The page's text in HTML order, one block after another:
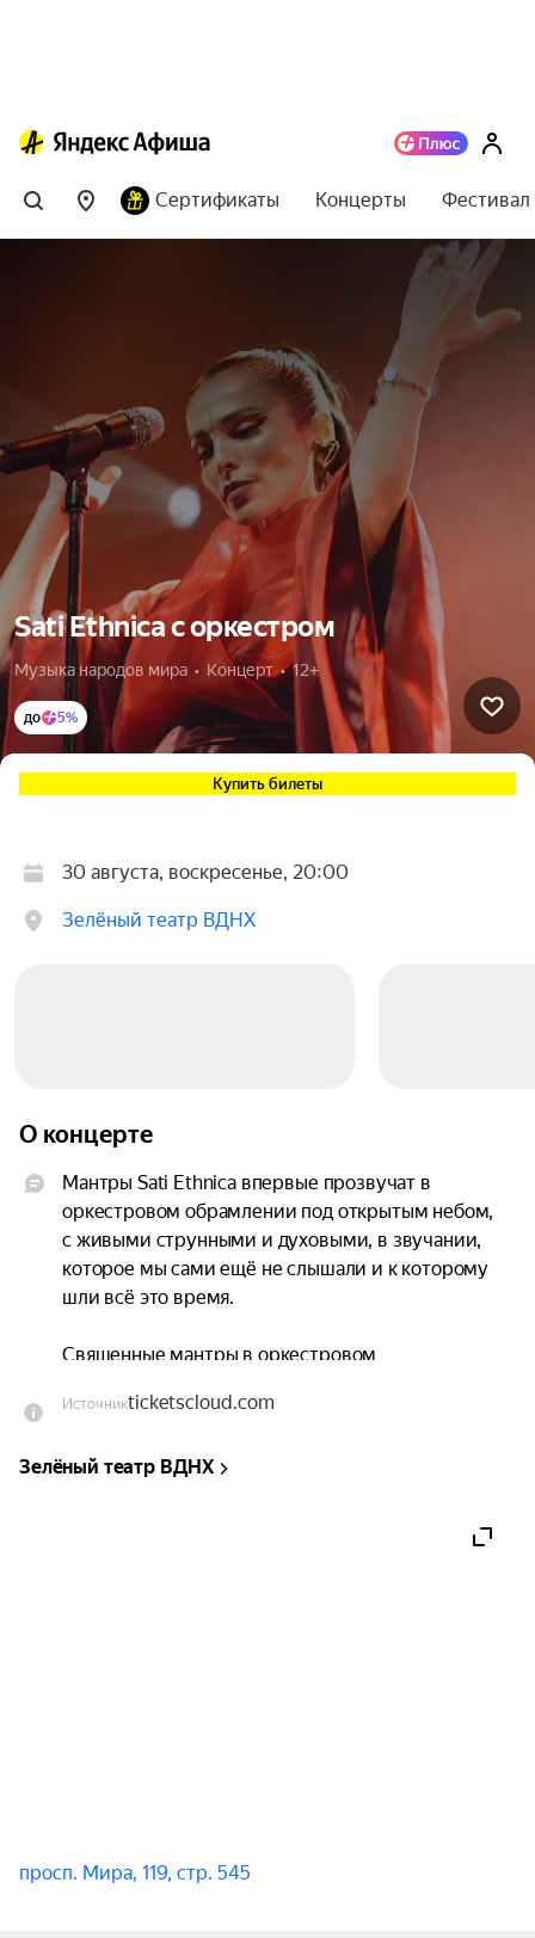
Сертификаты Концерты
Sati Ethnica с оркестром
Музыка народов мира  •  Концерт  •  12+
до 5%
Купить билеты
30 августа, воскресенье, 20:00
Зелёный театр ВДНХ
О концерте
Мантры Sati Ethnica впервые прозвучат в
оркестровом обрамлении под открытым небом,
с живыми струнными и духовыми, в звучании,
которое мы сами ещё не слышали и к которому
шли всё это время.
Священные мантры в оркестровом
время это момент нашего роста, как
Источникticketscloud.com
Зелёный театр ВДНХ
просп. Мира, 119, стр. 545